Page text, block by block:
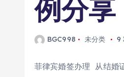
例分享
BGC998 未分类 9
菲律宾婚签办理 从结婚